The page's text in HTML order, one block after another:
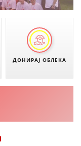
ДОНИРАЈ ОБЛЕКА